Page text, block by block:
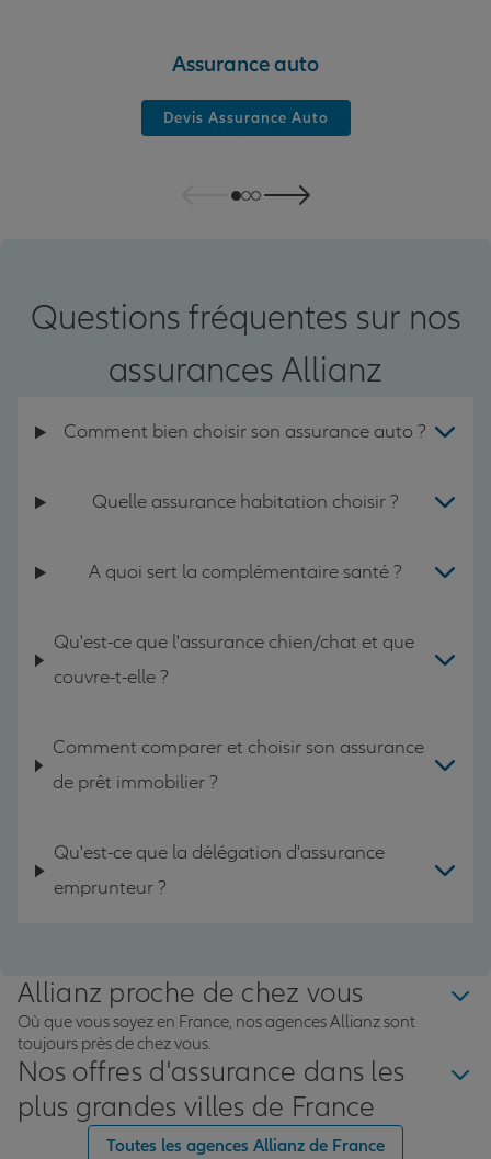
Assurance auto
Devis Assurance Auto
Questions fréquentes sur nos
assurances Allianz
Comment bien choisir son assurance auto ?
Quelle assurance habitation choisir ?
A quoi sert la complémentaire santé ?
Qu'est-ce que l'assurance chien/chat et que
couvre-t-elle ?
Comment comparer et choisir son assurance
de prêt immobilier ?
Qu'est-ce que la délégation d'assurance
emprunteur ?
Allianz proche de chez vous
Où que vous soyez en France, nos agences Allianz sont
toujours près de chez vous.
Nos offres d'assurance dans les
plus grandes villes de France
Toutes les agences Allianz de France